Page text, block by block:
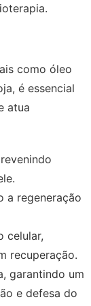
como óleo
é essencial
atua
a regeneração
celular,
recuperação.
garantindo um
e defesa do